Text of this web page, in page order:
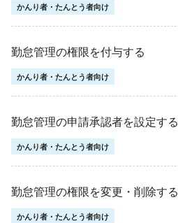
かんり者・たんとう者向け
勤怠管理の権限を付与する
かんり者・たんとう者向け
勤怠管理の申請承認者を設定する
かんり者・たんとう者向け
勤怠管理の権限を変更・削除する
かんり者・たんとう者向け